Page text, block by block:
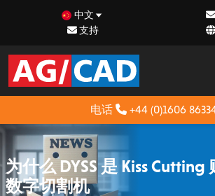
中文
支持
电话 +44 (0)1606
为什么 DYSS 是 Kiss Cutting
数字切割机